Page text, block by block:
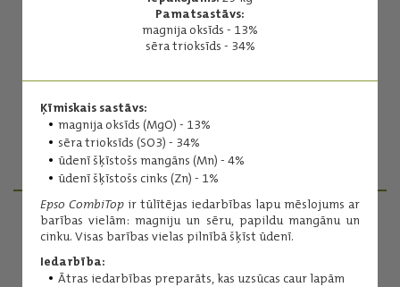
Pamatsastāvs:
magnija oksīds - 13%
sēra trioksīds - 34%
Ķīmiskais sastāvs:
magnija oksīds (MgO) - 13%
sēra trioksīds (SO3) - 34%
ūdenī šķīstošs mangāns (Mn) - 4%
ūdenī šķīstošs cinks (Zn) - 1%
Epso CombiTop ir tūlītējas iedarbības lapu mēslojums ar
barības vielām: magniju un sēru, papildu mangānu un
cinku. Visas barības vielas pilnībā šķīst ūdenī.
Iedarbība:
Ātras iedarbības preparāts, kas uzsūcas caur lapām
Epso CombiTop
Magnija sulfāts ar mirkoelementiem: mangānu un cinku.
Pamatsastāvs:
sēra trioksīds - 34%
Lasīt vairāk
PRODUKTU MENEDŽERI